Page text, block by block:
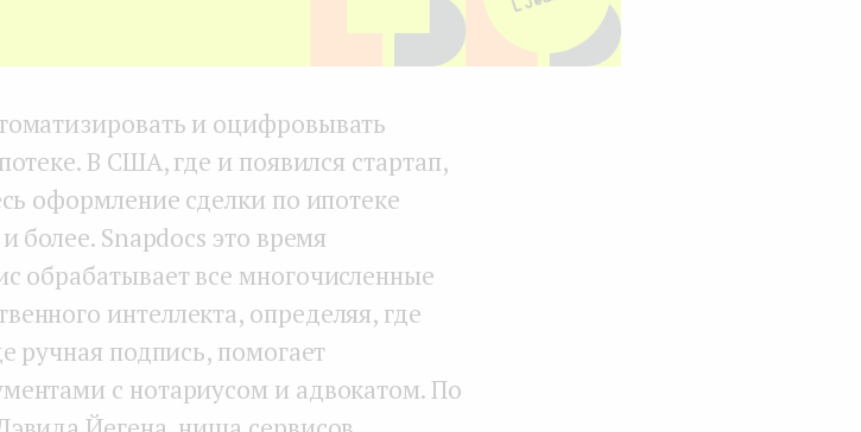
и оцифровывать
В США, где и появился стартап,
оформление сделки по ипотеке
более. Snapdocs это время
обрабатывает все многочисленные
интеллекта, определяя, где
ручная подпись, помогает
с нотариусом и адвокатом. По